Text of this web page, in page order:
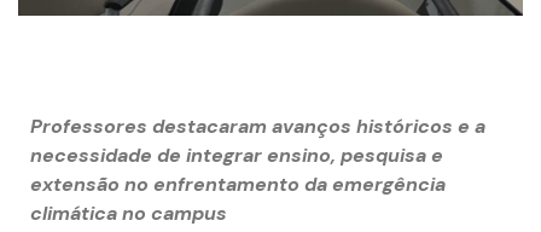
Professores destacaram avanços históricos e a
necessidade de integrar ensino, pesquisa e
extensão no enfrentamento da emergência
climática no campus